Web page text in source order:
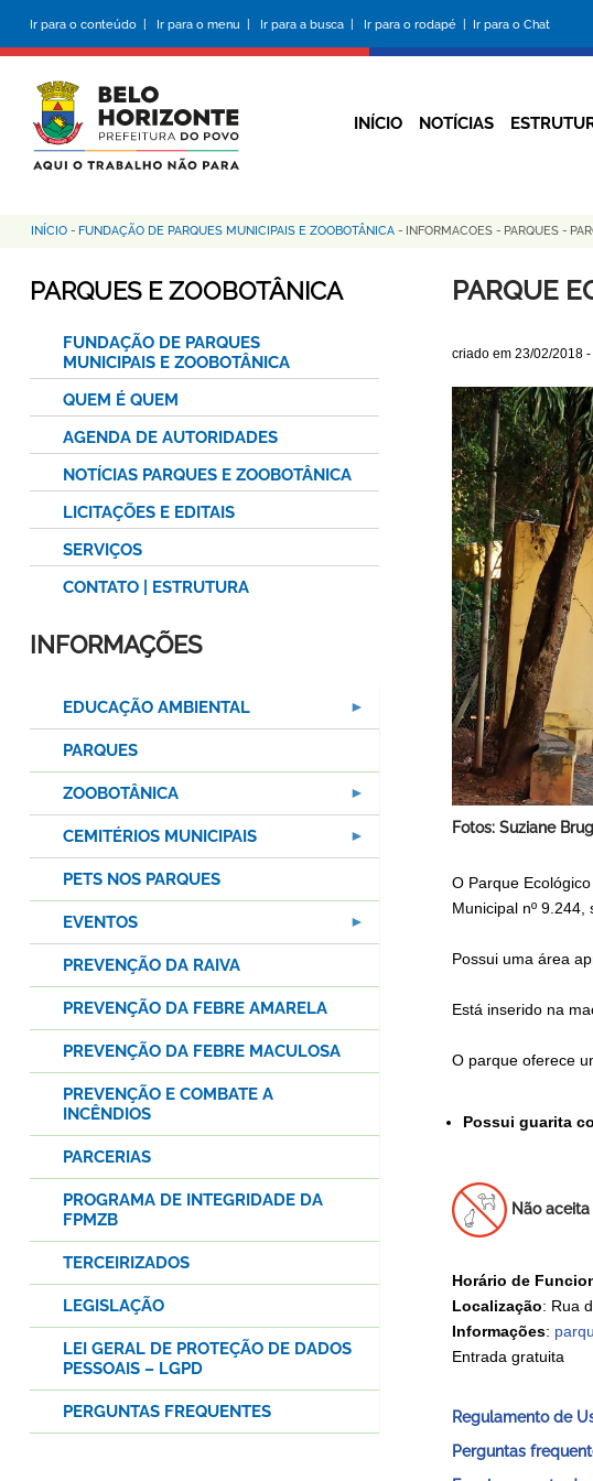
conteúdo
principal
Ir para o conteúdo | Ir para o menu | Ir para a busca | Ir para o rodapé | Ir para o Chat
INÍCIO NOTÍCIAS
Trilha
de
INÍCIO - FUNDAÇÃO DE PARQUES MUNICIPAIS E ZOOBOTÂNICA - INFORMACOES - PARQUES -
PARQUE
criado em 23/02/2018-
Fotos: Suziane
O Parque
Municipal nº
Possui uma área
Está inserido na
O parque oferece
Possui guarita
Não
Horário de
Localização: Rua
Informações:
Entrada gratuita
Regulamento de
Perguntas
PARQUES E ZOOBOTÂNICA
FUNDAÇÃO DE PARQUES
MUNICIPAIS E ZOOBOTÂNICA
QUEM É QUEM
AGENDA DE AUTORIDADES
NOTÍCIAS PARQUES E ZOOBOTÂNICA
LICITAÇÕES E EDITAIS
SERVIÇOS
CONTATO | ESTRUTURA
INFORMAÇÕES
EDUCAÇÃO AMBIENTAL
PARQUES
ZOOBOTÂNICA
CEMITÉRIOS MUNICIPAIS
PETS NOS PARQUES
EVENTOS
PREVENÇÃO DA RAIVA
PREVENÇÃO DA FEBRE AMARELA
PREVENÇÃO DA FEBRE MACULOSA
PREVENÇÃO E COMBATE A
INCÊNDIOS
PARCERIAS
PROGRAMA DE INTEGRIDADE DA
FPMZB
TERCEIRIZADOS
LEGISLAÇÃO
LEI GERAL DE PROTEÇÃO DE DADOS
PESSOAIS – LGPD
PERGUNTAS FREQUENTES